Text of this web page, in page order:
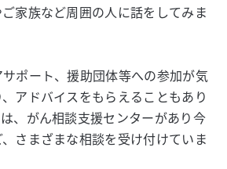
家族など周囲の人に話をしてみま
ポート、援助団体等への参加が気
アドバイスをもらえることもあり
、がん相談支援センターがあり今
さまざまな相談を受け付けていま